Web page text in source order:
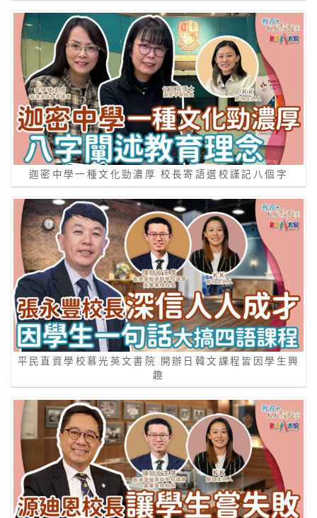
迦密中學一種文化勁濃厚 校長寄語選校謹記八個字
平民直資學校慕光英文書院 開辦日韓文課程皆因學生興
趣